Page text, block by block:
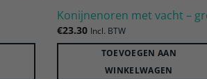
Konijnenoren met vacht –
€23.30 Incl. BTW
TOEVOEGEN AAN
WINKELWAGEN